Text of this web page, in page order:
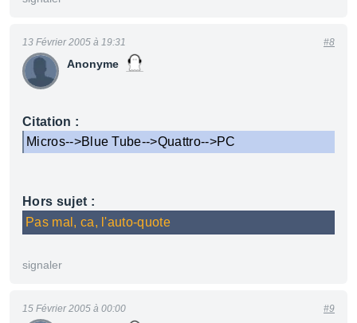
Anonyme
13 Février 2005 à 19:31 #8
Citation :
Micros-->Blue Tube-->Quattro-->PC
Hors sujet :
Pas mal, ca, l'auto-quote
signaler
15 Février 2005 à 00:00 #9